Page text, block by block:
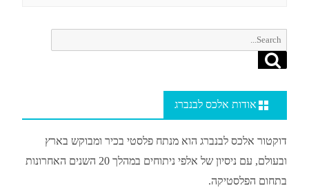
Search
for:
Search
אודות אלכס לבנברג
דוקטור אלכס לבנברג הוא מנתח פלסטי בכיר ומבוקש בארץ
ובעולם, עם ניסיון של אלפי ניתוחים במהלך 20 השנים האחרונות
בתחום הפלסטיקה.